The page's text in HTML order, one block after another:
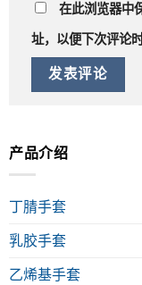
在此浏览器中
址，以便下次评论时
产品介绍
丁腈手套
乳胶手套
乙烯基手套